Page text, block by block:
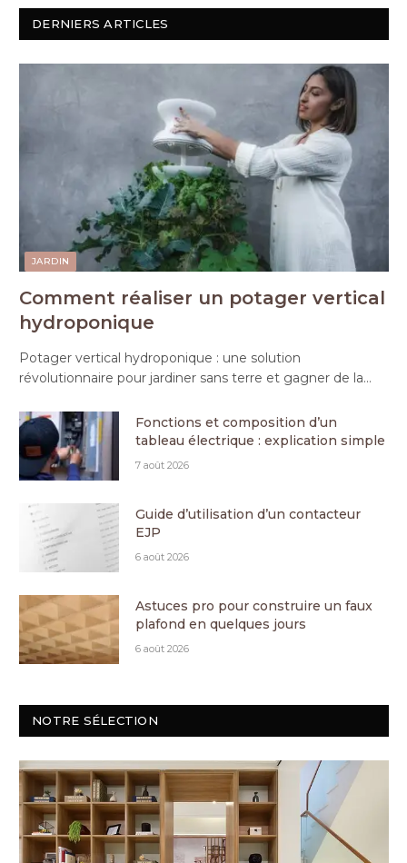
DERNIERS ARTICLES
JARDIN
Comment réaliser un potager vertical
hydroponique
Potager vertical hydroponique : une solution
révolutionnaire pour jardiner sans terre et gagner de la…
Fonctions et composition d’un
tableau électrique : explication simple
7 août 2026
Guide d’utilisation d’un contacteur
EJP
6 août 2026
Astuces pro pour construire un faux
plafond en quelques jours
6 août 2026
NOTRE SÉLECTION